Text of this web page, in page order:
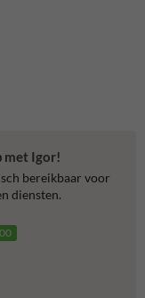
met Igor!
bereikbaar voor
diensten.